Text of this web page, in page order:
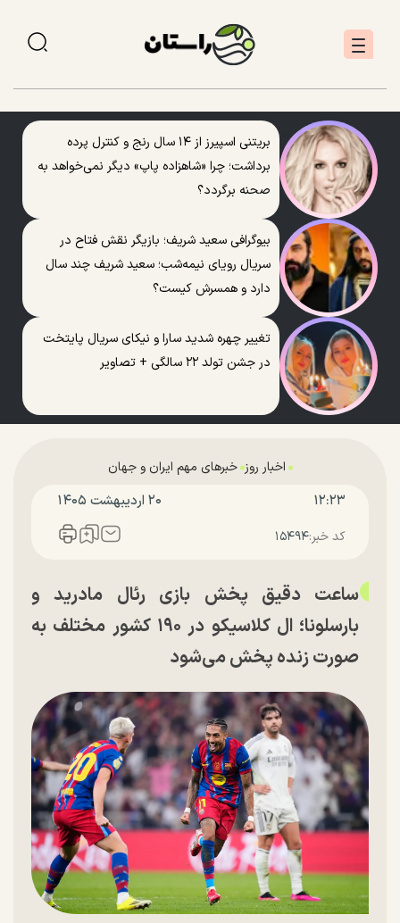
بریتنی اسپیرز از ۱۴ سال رنج و کنترل پرده
برداشت؛ چرا «شاهزاده پاپ» دیگر نمی‌خواهد به
صحنه برگردد؟
بیوگرافی سعید شریف؛ بازیگر نقش فتاح در
سریال رویای نیمه‌شب؛ سعید شریف چند سال
دارد و همسرش کیست؟
تغییر چهره شدید سارا و نیکای سریال پایتخت
در جشن تولد ۲۲ سالگی + تصاویر
اخبار روز خبرهای مهم ایران و جهان
۱۲:۲۳ ۲۰ ارديبهشت ۱۴۰۵
کد خبر:۱۵۴۹۴
ساعت دقیق پخش بازی رئال مادرید و
بارسلونا؛ ال کلاسیکو در ۱۹۰ کشور مختلف به
صورت زنده پخش می‌شود